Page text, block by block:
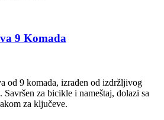
9 Komada
od 9 komada, izrađen od izdržljivog
Savršen za bicikle i nameštaj, dolazi sa
za ključeve.